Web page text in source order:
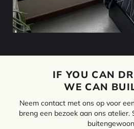
IF YOU CAN
WE CAN
Neem contact met ons op voor
breng een bezoek aan ons atelier.